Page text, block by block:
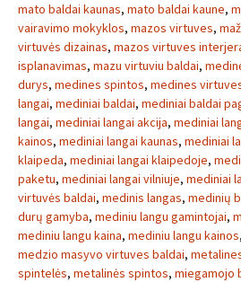
mato baldai kaunas, mato baldai kaune,
vairavimo mokyklos, mazos virtuves,
virtuvės dizainas, mazos virtuves
isplanavimas, mazu virtuviu baldai,
durys, medines spintos, medines
langai, mediniai baldai, mediniai baldai
langai, mediniai langai akcija, mediniai
kainos, mediniai langai kaunas, mediniai
klaipeda, mediniai langai klaipedoje,
paketu, mediniai langai vilniuje, mediniai
virtuvės baldai, medinis langas, medinių
durų gamyba, mediniu langu gamintojai,
mediniu langu kaina, mediniu langu kainos,
medzio masyvo virtuves baldai,
spintelės, metalinės spintos, miegamojo